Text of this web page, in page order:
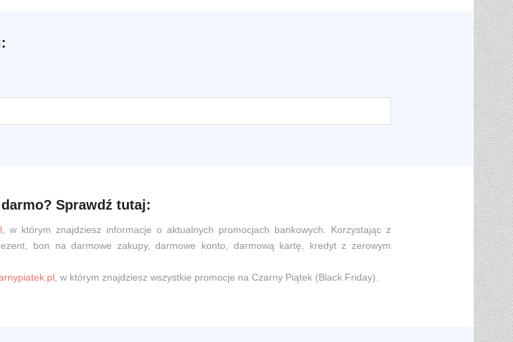
Sprawdź tutaj:
, w którym znajdziesz informacje o aktualnych promocjach bankowych. Korzystając z
bon na darmowe zakupy, darmowe konto, darmową kartę, kredyt z zerowym
, w którym znajdziesz wszystkie promocje na Czarny Piątek (Black Friday).